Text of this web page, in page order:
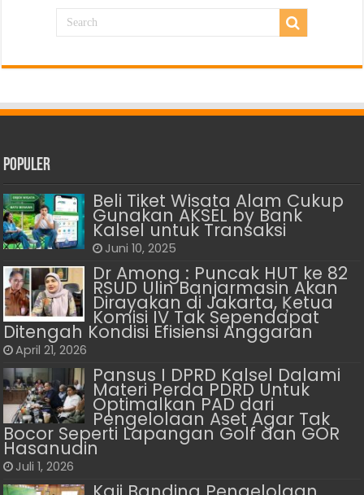
Populer
Beli Tiket Wisata Alam Cukup
Gunakan AKSEL by Bank
Kalsel untuk Transaksi
Juni 10, 2025
Dr Among : Puncak HUT ke 82
RSUD Ulin Banjarmasin Akan
Dirayakan di Jakarta, Ķetua
Komisi IV Tak Sependapat
Ditengah Kondisi Efisiensi Anggaran
April 21, 2026
Pansus I DPRD Kalsel Dalami
Materi Perda PDRD Untuk
Optimalkan PAD dari
Pengelolaan Aset Agar Tak
Bocor Seperti Lapangan Golf dan GOR
Hasanudin
Juli 1, 2026